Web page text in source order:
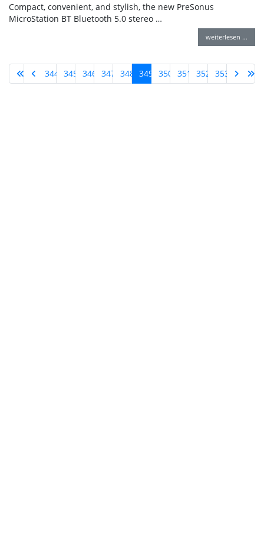
Compact, convenient, and stylish, the new PreSonus
MicroStation BT Bluetooth 5.0 stereo …
weiterlesen …
344 345 346 347 348 349 350 351 352 353